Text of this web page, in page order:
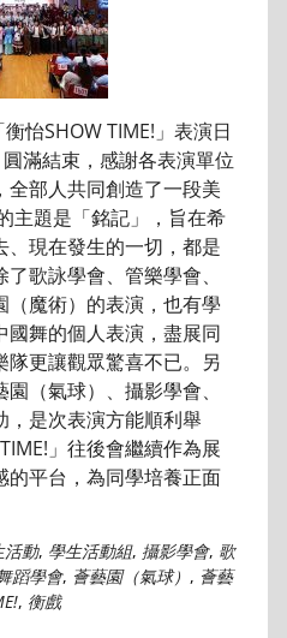
SHOW TIME!」表演日
滿結束，感謝各表演單位
全部人共同創造了一段美
題是「銘記」，旨在希
現在發生的一切，都是
歌詠學會、管樂學會、
（魔術）的表演，也有學
舞的個人表演，盡展同
更讓觀眾驚喜不已。另
（氣球）、攝影學會、
，是次表演方能順利舉
」往後會繼續作為展
的平台，為同學培養正面
活動, 學生活動組, 攝影學會, 歌
蹈學會, 薈藝園（氣球） , 薈藝
, 衡戲